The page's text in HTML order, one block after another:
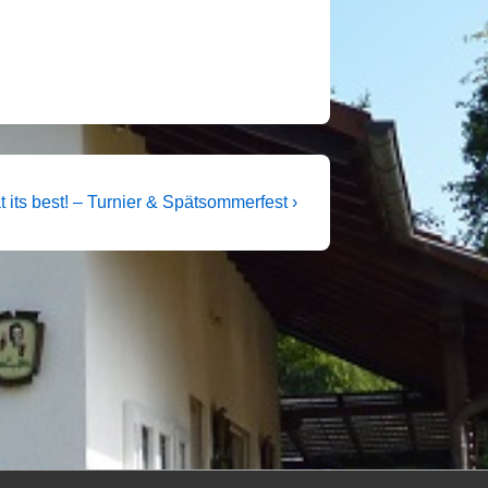
its best! – Turnier & Spätsommerfest ›